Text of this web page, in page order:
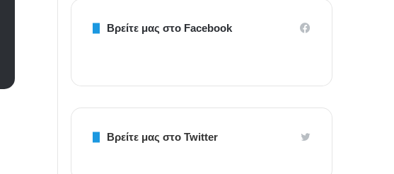
Βρείτε μας στο Facebook
Βρείτε μας στο Twitter